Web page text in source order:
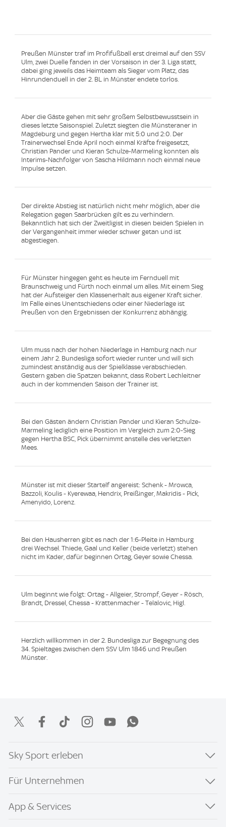
Preußen Münster traf im Profifußball erst dreimal auf den SSV
Ulm, zwei Duelle fanden in der Vorsaison in der 3. Liga statt,
dabei ging jeweils das Heimteam als Sieger vom Platz, das
Hinrundenduell in der 2. BL in Münster endete torlos.
Aber die Gäste gehen mit sehr großem Selbstbewusstsein in
dieses letzte Saisonspiel. Zuletzt siegten die Münsteraner in
Magdeburg und gegen Hertha klar mit 5:0 und 2:0. Der
Trainerwechsel Ende April noch einmal Kräfte freigesetzt,
Christian Pander und Kieran Schulze-Marmeling konnten als
Interims-Nachfolger von Sascha Hildmann noch einmal neue
Impulse setzen.
Der direkte Abstieg ist natürlich nicht mehr möglich, aber die
Relegation gegen Saarbrücken gilt es zu verhindern.
Bekanntlich hat sich der Zweitligist in diesen beiden Spielen in
der Vergangenheit immer wieder schwer getan und ist
abgestiegen.
Für Münster hingegen geht es heute im Fernduell mit
Braunschweig und Fürth noch einmal um alles. Mit einem Sieg
hat der Aufsteiger den Klassenerhalt aus eigener Kraft sicher.
Im Falle eines Unentschiedens oder einer Niederlage ist
Preußen von den Ergebnissen der Konkurrenz abhängig.
Ulm muss nach der hohen Niederlage in Hamburg nach nur
einem Jahr 2. Bundesliga sofort wieder runter und will sich
zumindest anständig aus der Spielklasse verabschieden.
Gestern gaben die Spatzen bekannt, dass Robert Lechleitner
auch in der kommenden Saison der Trainer ist.
Bei den Gästen ändern Christian Pander und Kieran Schulze-
Marmeling lediglich eine Position im Vergleich zum 2:0-Sieg
gegen Hertha BSC, Pick übernimmt anstelle des verletzten
Mees.
Münster ist mit dieser Startelf angereist: Schenk - Mrowca,
Bazzoli, Koulis - Kyerewaa, Hendrix, Preißinger, Makridis - Pick,
Amenyido, Lorenz.
Bei den Hausherren gibt es nach der 1:6-Pleite in Hamburg
drei Wechsel. Thiede, Gaal und Keller (beide verletzt) stehen
nicht im Kader, dafür beginnen Ortag, Geyer sowie Chessa.
Ulm beginnt wie folgt: Ortag - Allgeier, Strompf, Geyer - Rösch,
Brandt, Dressel, Chessa - Krattenmacher - Telalovic, Higl.
Herzlich willkommen in der 2. Bundesliga zur Begegnung des
34. Spieltages zwischen dem SSV Ulm 1846 und Preußen
Münster.
Sky Sport erleben
Für Unternehmen
App & Services